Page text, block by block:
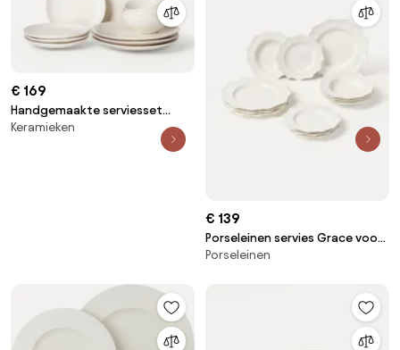
€ 169
Handgemaakte serviesset
Nordic Vanilla, 4 personen (12-
Keramieken
€ 139
Porseleinen servies Grace voor
4 personen (12-delig)
Porseleinen